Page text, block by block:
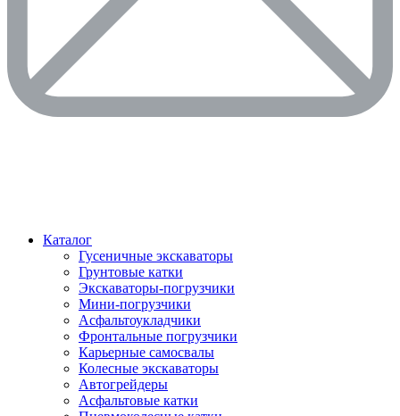
Каталог
Гусеничные экскаваторы
Грунтовые катки
Экскаваторы-погрузчики
Мини-погрузчики
Асфальтоукладчики
Фронтальные погрузчики
Карьерные самосвалы
Колесные экскаваторы
Автогрейдеры
Асфальтовые катки